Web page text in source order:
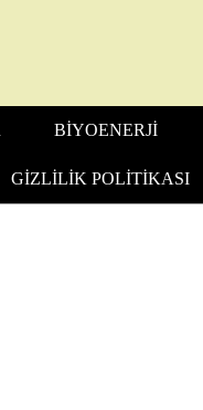
BIYOENERJI
GIZLILIK POLITIKASI